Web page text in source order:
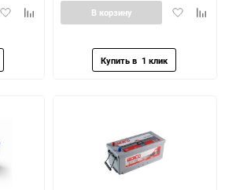
ДобавитьДобавить
Добавить
В корзину